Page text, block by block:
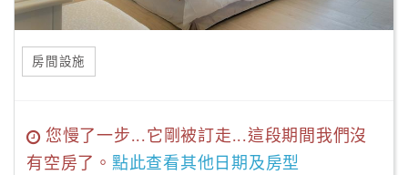
房間設施
您慢了一步...它剛被訂走...這段期間我們沒
有空房了。 點此查看其他日期及房型